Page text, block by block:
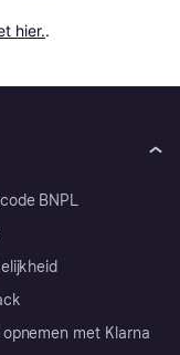
hier..
BNPL
met Klarna